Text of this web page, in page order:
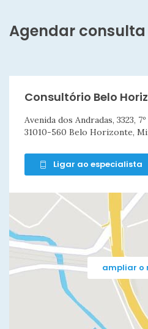
Agendar consulta
Consultório Belo
Avenida dos Andradas, 3323,
31010-560 Belo Horizonte,
Ligar ao especialista
ampliar o